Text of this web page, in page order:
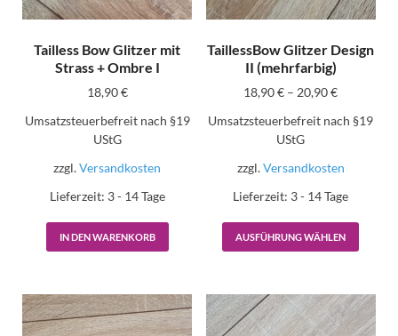
Tailless Bow Glitzer mit
Strass + Ombre I
18,90€
Umsatzsteuerbefreit nach §19
UStG
zzgl.Versandkosten
Lieferzeit: 3 - 14 Tage
IN DEN WARENKORB
TaillessBow Glitzer Design
II (mehrfarbig)
18,90€ – 20,90€
Umsatzsteuerbefreit nach §19
UStG
zzgl.Versandkosten
Lieferzeit: 3 - 14 Tage
AUSFÜHRUNG WÄHLEN